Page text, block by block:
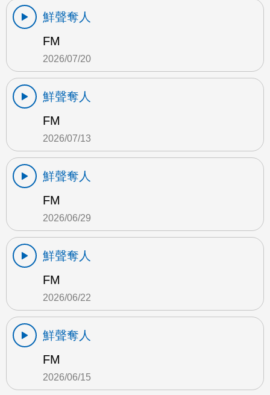
鮮聲奪人
FM
2026/07/20
鮮聲奪人
FM
2026/07/13
鮮聲奪人
FM
2026/06/29
鮮聲奪人
FM
2026/06/22
鮮聲奪人
FM
2026/06/15